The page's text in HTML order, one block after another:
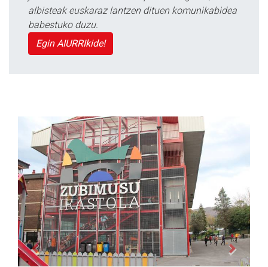
albisteak euskaraz lantzen dituen komunikabidea
babestuko duzu.
Egin AIURRIkide!
Previous Next